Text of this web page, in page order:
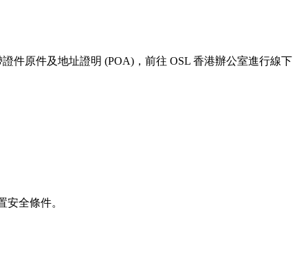
件原件及地址證明 (POA)，前往 OSL 香港辦公室進行線下
全條件。